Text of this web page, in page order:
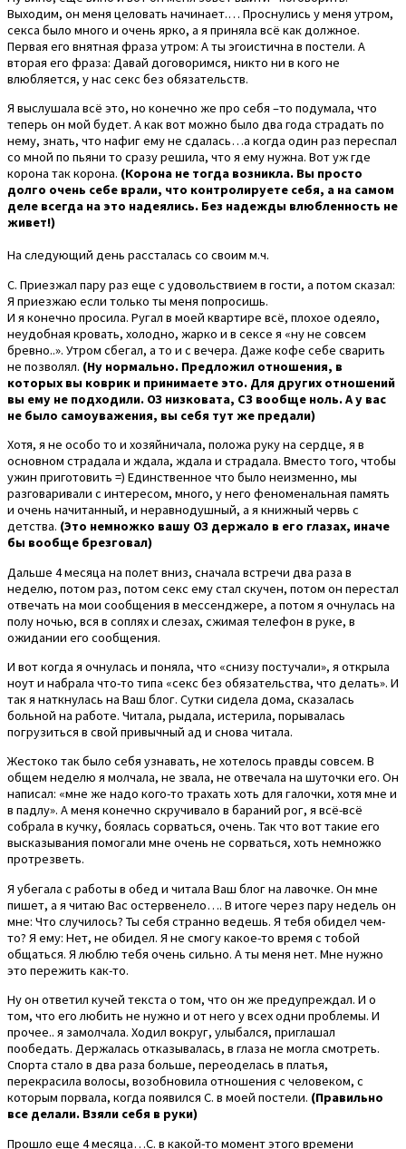
Выходим, он меня целовать начинает.… Проснулись у меня утром,
секcа было много и очень ярко, а я приняла всё как должное.
Первая его внятная фраза утром: А ты эгоистична в постели. А
вторая его фраза: Давай договоримся, никто ни в кого не
влюбляется, у нас секс без обязательств.
Я выслушала всё это, но конечно же про себя –то подумала, что
теперь он мой будет. А как вот можно было два года страдать по
нему, знать, что нафиг ему не сдалась…а когда один раз переспал
со мной по пьяни то сразу решила, что я ему нужна. Вот уж где
корона так корона. (Корона не тогда возникла. Вы просто
долго очень себе врали, что контролируете себя, а на самом
деле всегда на это надеялись. Без надежды влюбленность не
живет!)
На следующий день рассталась со своим м.ч.
С. Приезжал пару раз еще с удовольствием в гости, а потом сказал:
Я приезжаю если только ты меня попросишь.
И я конечно просила. Ругал в моей квартире всё, плохое одеяло,
неудобная кровать, холодно, жарко и в сексе я «ну не совсем
бревно..». Утром сбегал, а то и с вечера. Даже кофе себе сварить
не позволял. (Ну нормально. Предложил отношения, в
которых вы коврик и принимаете это. Для других отношений
вы ему не подходили. ОЗ низковата, СЗ вообще ноль. А у вас
не было самоуважения, вы себя тут же предали)
Хотя, я не особо то и хозяйничала, положа руку на сердце, я в
основном страдала и ждала, ждала и страдала. Вместо того, чтобы
ужин приготовить =) Единственное что было неизменно, мы
разговаривали с интересом, много, у него феноменальная память
и очень начитанный, и неравнодушный, а я книжный червь с
детства. (Это немножко вашу ОЗ держало в его глазах, иначе
бы вообще брезговал)
Дальше 4 месяца на полет вниз, сначала встречи два раза в
неделю, потом раз, потом секс ему стал скучен, потом он перестал
отвечать на мои сообщения в мессенджере, а потом я очнулась на
полу ночью, вся в соплях и слезах, сжимая телефон в руке, в
ожидании его сообщения.
И вот когда я очнулась и поняла, что «снизу постучали», я открыла
ноут и набрала что-то типа «секс без обязательства, что делать». И
так я наткнулась на Ваш блог. Сутки сидела дома, сказалась
больной на работе. Читала, рыдала, истерила, порывалась
погрузиться в свой привычный ад и снова читала.
Жестоко так было себя узнавать, не хотелось правды совсем. В
общем неделю я молчала, не звала, не отвечала на шуточки его. Он
написал: «мне же надо кого-то трахать хоть для галочки, хотя мне и
в падлу». А меня конечно скручивало в бараний рог, я всё-всё
собрала в кучку, боялась сорваться, очень. Так что вот такие его
высказывания помогали мне очень не сорваться, хоть немножко
протрезветь.
Я убегала с работы в обед и читала Ваш блог на лавочке. Он мне
пишет, а я читаю Вас остервенело…. В итоге через пару недель он
мне: Что случилось? Ты себя странно ведешь. Я тебя обидел чем-
то? Я ему: Нет, не обидел. Я не смогу какое-то время с тобой
общаться. Я люблю тебя очень сильно. А ты меня нет. Мне нужно
это пережить как-то.
Ну он ответил кучей текста о том, что он же предупреждал. И о
том, что его любить не нужно и от него у всех одни проблемы. И
прочее.. я замолчала. Ходил вокруг, улыбался, приглашал
пообедать. Держалась отказывалась, в глаза не могла смотреть.
Спорта стало в два раза больше, переоделась в платья,
перекрасила волосы, возобновила отношения с человеком, с
которым порвала, когда появился С. в моей постели. (Правильно
все делали. Взяли себя в руки)
Прошло еще 4 месяца…С. в какой-то момент этого времени